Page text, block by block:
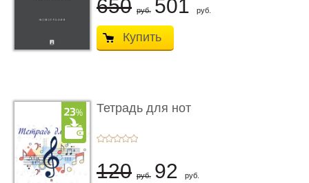
650 руб. 501 руб.
Купить
Тетрадь для нот
120 руб. 92 руб.